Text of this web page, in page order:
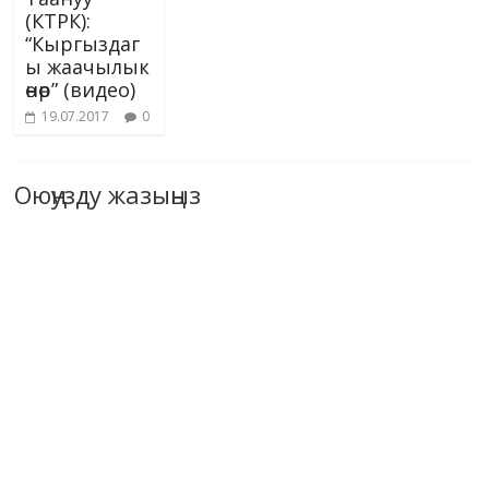
(КТРК):
“Кыргыздаг
ы жаачылык
өнөр” (видео)
19.07.2017 0
Оюңузду жазыңыз